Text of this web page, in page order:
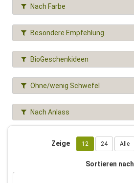
Nach Farbe
Besondere Empfehlung
BioGeschenkideen
Ohne/wenig Schwefel
Nach Anlass
Zeige 12 24 Alle
Sortieren nach